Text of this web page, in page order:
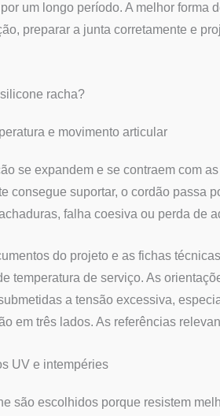
um longo período. A melhor
preparar a junta corretamente e
racha?
e movimento articular
se expandem e se contraem com
consegue suportar, o cordão passa
falha coesiva ou perda de
do projeto e as fichas
temperatura de serviço. As
a tensão excessiva,
em três lados. As referências
UV e intempéries
são escolhidos porque resistem